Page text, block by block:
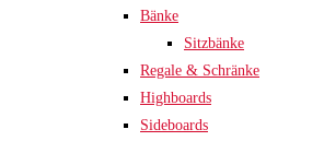
Bänke
Sitzbänke
Regale & Schränke
Highboards
Sideboards